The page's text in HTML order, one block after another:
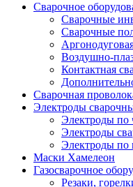
Сварочное
Сварочные
Сварочные
Воздушно-
Контактная
Сварочная
Электроды
Электроды по
Электроды
Электроды по
Маски Хамелеон
Газосварочное
Резаки,